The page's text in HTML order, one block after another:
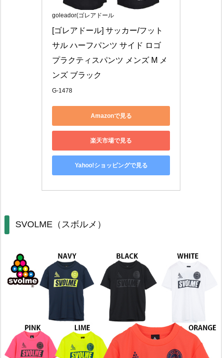
goleador(ゴレアドール
[ゴレアドール] サッカー/フット
サル ハーフパンツ サイド ロゴ
プラクティスパンツ メンズ M メ
ンズ ブラック
G-1478
Amazonで見る
楽天市場で見る
Yahoo!ショッピングで見る
SVOLME（スボルメ）